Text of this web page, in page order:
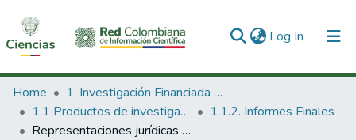
Log In (current)
Communities & Collections
All of DSpace
Home
1. Investigación Financiada con Recursos Públicos
1.1 Productos de investigación
1.1.2. Informes Finales
Representaciones jurídicas de la alteridad indígena.